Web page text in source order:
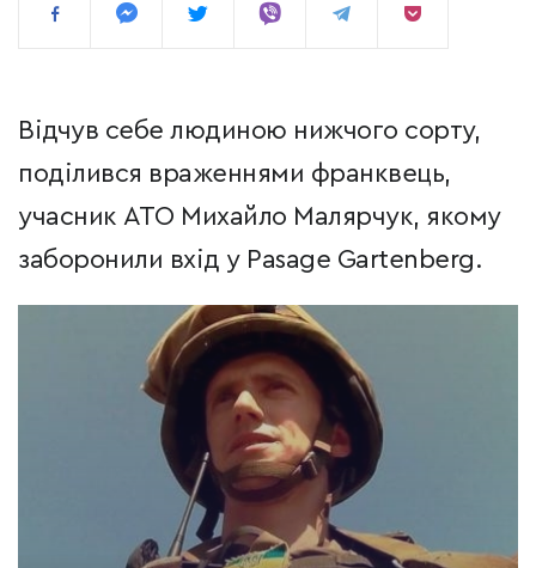
Відчув себе людиною нижчого сорту,
поділився враженнями франквець,
учасник АТО Михайло Малярчук, якому
заборонили вхід у Pasage Gartenberg.